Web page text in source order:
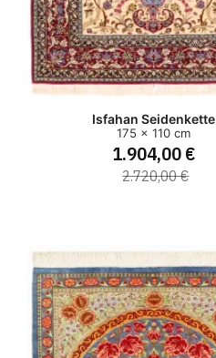
Isfahan Seidenkette
175 x 110 cm
1.904,00 €
2.720,00 €